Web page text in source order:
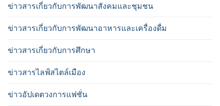
ข่าวสารเกี่ยวกับการพัฒนาสังคมและชุมชน
ข่าวสารเกี่ยวกับการพัฒนาอาหารและเครื่องดื่ม
ข่าวสารเกี่ยวกับการศึกษา
ข่าวสารไลฟ์สไตล์เมือง
ข่าวอัปเดตวงการแฟชั่น